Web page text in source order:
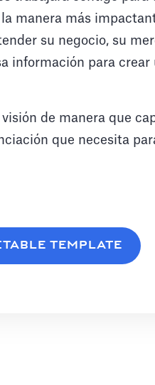
manera más
su negocio, su
información para crear
de manera que
que necesita
TEMPLATE